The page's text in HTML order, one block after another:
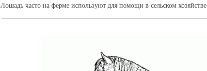
Лошадь часто на ферме используют для помощи в сельском хозяйстве